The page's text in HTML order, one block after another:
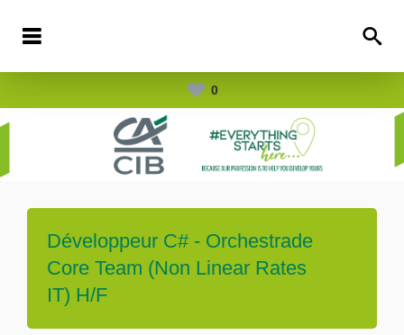
0
Développeur C# - Orchestrade
Core Team (Non Linear Rates
IT) H/F